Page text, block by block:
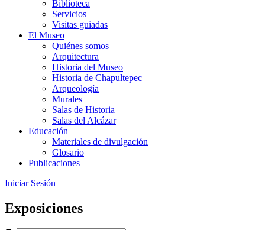
Biblioteca
Servicios
Visitas guiadas
El Museo
Quiénes somos
Arquitectura
Historia del Museo
Historia de Chapultepec
Arqueología
Murales
Salas de Historia
Salas del Alcázar
Educación
Materiales de divulgación
Glosario
Publicaciones
Iniciar Sesión
Exposiciones